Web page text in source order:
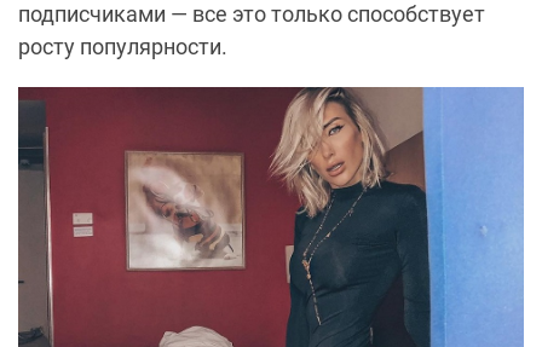
подписчиками — все это только способствует
росту популярности.